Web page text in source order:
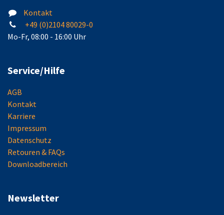
Kontakt
+49 (0)2104 80029-0
Mo-Fr, 08:00 - 16:00 Uhr
Service/Hilfe
AGB
Kontakt
Karriere
Impressum
Datenschutz
Retouren & FAQs
Downloadbereich
Newsletter